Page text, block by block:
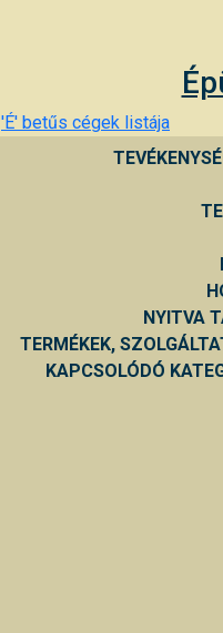
'É' betűs cégek listája
NYITVA
TERMÉKEK,
KAPCSOLÓDÓ